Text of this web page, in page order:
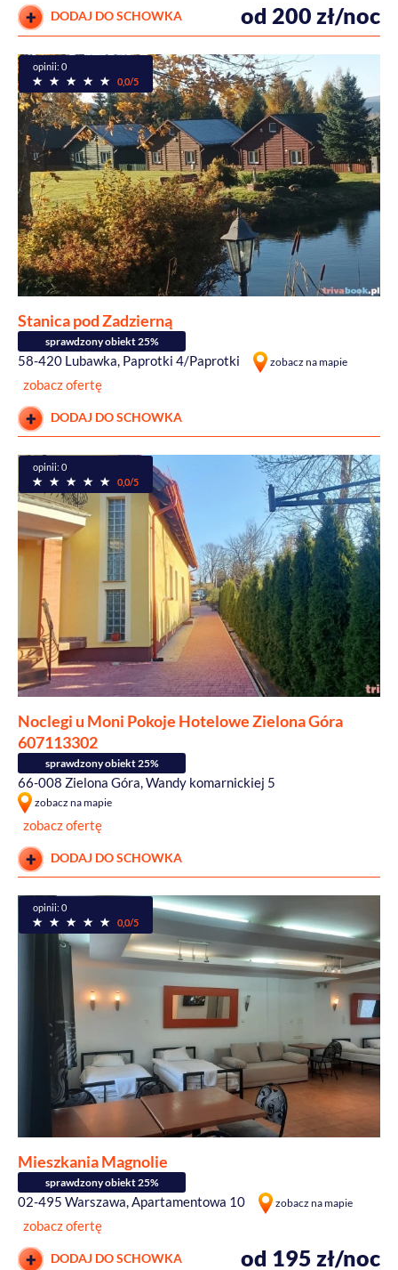
DODAJ DO SCHOWKA od 200 zł/noc
opinii: 0
0,0/5
Stanica pod Zadzierną
sprawdzony obiekt 25%
58-420 Lubawka, Paprotki 4/Paprotki zobacz na mapie
zobacz ofertę
DODAJ DO SCHOWKA
opinii: 0
0,0/5
Noclegi u Moni Pokoje Hotelowe Zielona Góra
607113302
sprawdzony obiekt 25%
66-008 Zielona Góra, Wandy komarnickiej 5
zobacz na mapie
zobacz ofertę
DODAJ DO SCHOWKA
opinii: 0
0,0/5
Mieszkania Magnolie
sprawdzony obiekt 25%
02-495 Warszawa, Apartamentowa 10 zobacz na mapie
zobacz ofertę
DODAJ DO SCHOWKA od 195 zł/noc